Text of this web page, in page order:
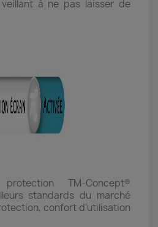
à ne pas laisser de
TM-Concept®
standards du marché
confort d’utilisation